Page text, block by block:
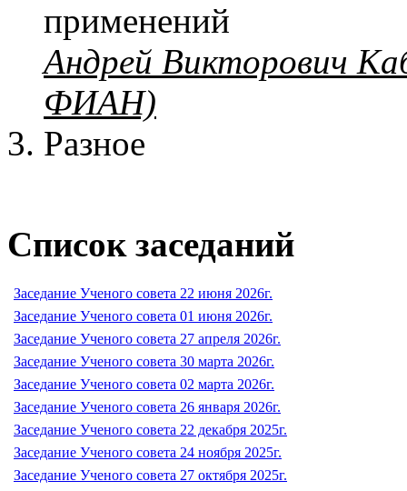
применений
Андрей Викторович
ФИАН)
Разное
Список заседаний
Заседание Ученого совета 22 июня 2026г.
Заседание Ученого совета 01 июня 2026г.
Заседание Ученого совета 27 апреля 2026г.
Заседание Ученого совета 30 марта 2026г.
Заседание Ученого совета 02 марта 2026г.
Заседание Ученого совета 26 января 2026г.
Заседание Ученого совета 22 декабря 2025г.
Заседание Ученого совета 24 ноября 2025г.
Заседание Ученого совета 27 октября 2025г.